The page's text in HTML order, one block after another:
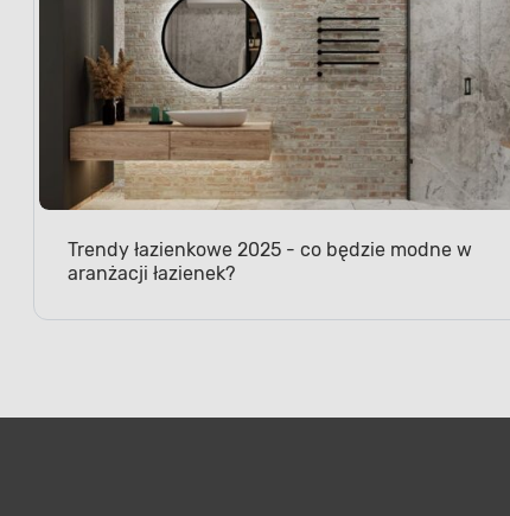
Trendy łazienkowe 2025 - co będzie modne w
aranżacji łazienek?